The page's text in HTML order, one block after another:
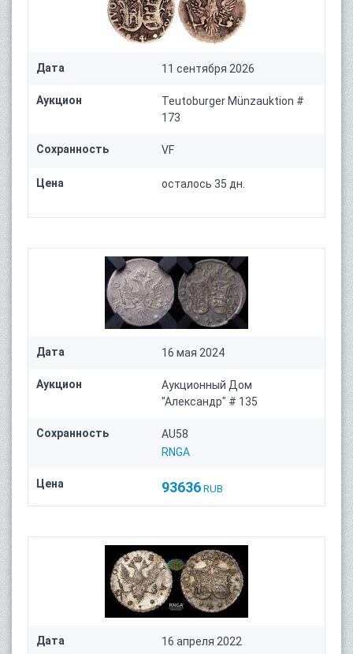
Дата 11 сентября 2026
Аукцион
Teutoburger Münzauktion #
173
Сохранность VF
Цена осталось 35 дн.
Дата 16 мая 2024
Аукцион
Аукционный Дом
"Александр" # 135
Сохранность
AU58
RNGA
Цена 93636 RUB
Дата 16 апреля 2022